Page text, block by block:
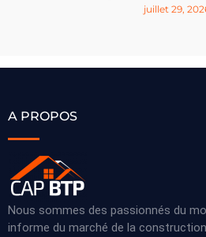
juillet 29,
A PROPOS
Nous sommes des passionnés du
informe du marché de la